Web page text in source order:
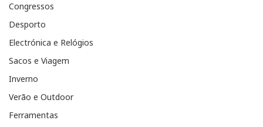
Congressos
Desporto
Electrónica e Relógios
Sacos e Viagem
Inverno
Verão e Outdoor
Ferramentas